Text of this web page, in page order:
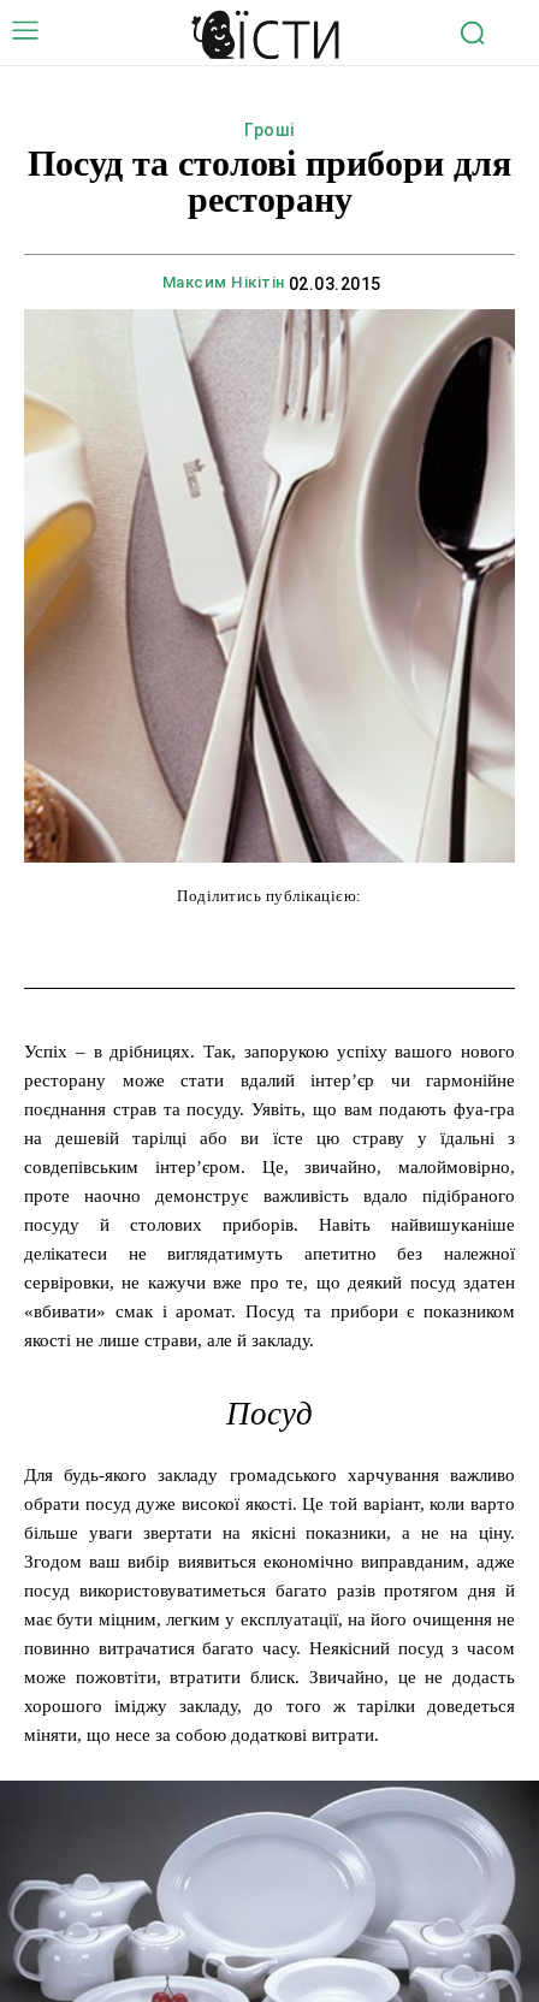
Гроші
Посуд та столові прибори для
ресторану
Максим Нікітін 02.03.2015
Поділитись публікацією:
Успіх ‒ в дрібницях. Так, запорукою успіху вашого нового
ресторану може стати вдалий інтер’єр чи гармонійне
поєднання страв та посуду. Уявіть, що вам подають фуа-гра
на дешевій тарілці або ви їсте цю страву у їдальні з
совдепівським інтер’єром. Це, звичайно, малоймовірно,
проте наочно демонструє важливість вдало підібраного
посуду й столових приборів. Навіть найвишуканіше
делікатеси не виглядатимуть апетитно без належної
сервіровки, не кажучи вже про те, що деякий посуд здатен
«вбивати» смак і аромат. Посуд та прибори є показником
якості не лише страви, але й закладу.
Посуд
Для будь-якого закладу громадського харчування важливо
обрати посуд дуже високої якості. Це той варіант, коли варто
більше уваги звертати на якісні показники, а не на ціну.
Згодом ваш вибір виявиться економічно виправданим, адже
посуд використовуватиметься багато разів протягом дня й
має бути міцним, легким у експлуатації, на його очищення не
повинно витрачатися багато часу. Неякісний посуд з часом
може пожовтіти, втратити блиск. Звичайно, це не додасть
хорошого іміджу закладу, до того ж тарілки доведеться
міняти, що несе за собою додаткові витрати.